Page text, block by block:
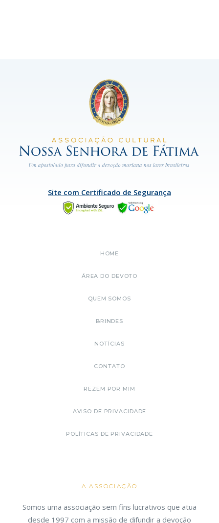
Site com Certificado de Segurança
HOME
ÁREA DO DEVOTO
QUEM SOMOS
BRINDES
NOTÍCIAS
CONTATO
REZEM POR MIM
AVISO DE PRIVACIDADE
POLÍTICAS DE PRIVACIDADE
A ASSOCIAÇÃO
Somos uma associação sem fins lucrativos que atua
desde 1997 com a missão de difundir a devoção